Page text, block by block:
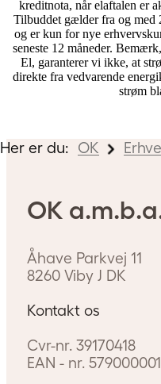
kreditnota, når elaftalen er
Tilbuddet gælder fra og med
og er kun for nye
seneste 12 måneder.
El, garanterer vi ikke, at
direkte fra vedvarende
strøm
Her er du: OK
OK
Åhave Parkvej 11
8260 Viby J DK
Kontakt os
Cvr-nr. 39170418
EAN - nr.